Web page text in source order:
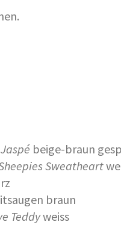
beige-braun
Sweatheart
braun
Teddyweiss